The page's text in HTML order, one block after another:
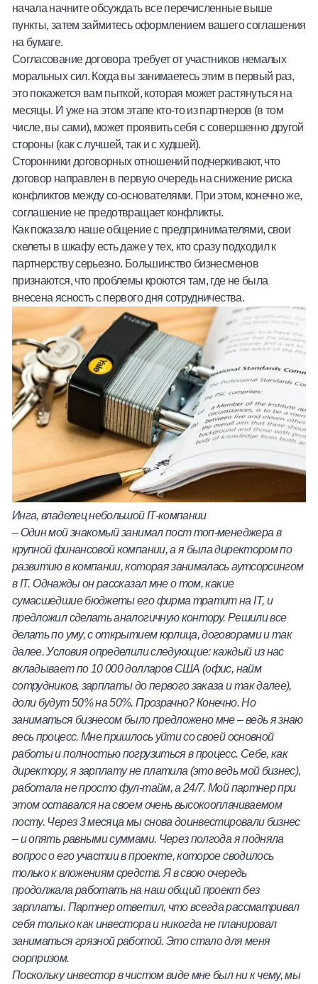
начала начните обсуждать все перечисленные выше
пункты, затем займитесь оформлением вашего соглашения
на бумаге.
Согласование договора требует от участников немалых
моральных сил. Когда вы занимаетесь этим в первый раз,
это покажется вам пыткой, которая может растянуться на
месяцы. И уже на этом этапе кто-то из партнеров (в том
числе, вы сами), может проявить себя с совершенно другой
стороны (как с лучшей, так и с худшей).
Сторонники договорных отношений подчеркивают, что
договор направлен в первую очередь на снижение риска
конфликтов между со-основателями. При этом, конечно же,
соглашение не предотвращает конфликты.
Как показало наше общение с предпринимателями, свои
скелеты в шкафу есть даже у тех, кто сразу подходил к
партнерству серьезно. Большинство бизнесменов
признаются, что проблемы кроются там, где не была
внесена ясность с первого дня сотрудничества.
Инга, владелец небольшой IT-компании
–Один мой знакомый занимал пост топ-менеджера в
крупной финансовой компании, а я была директором по
развитию в компании, которая занималась аутсорсингом
в IT. Однажды он рассказал мне о том, какие
сумасшедшие бюджеты его фирма тратит на IT, и
предложил сделать аналогичную контору. Решили все
делать по уму, с открытием юрлица, договорами и так
далее. Условия определили следующие: каждый из нас
вкладывает по 10 000 долларов США (офис, найм
сотрудников, зарплаты до первого заказа и так далее),
доли будут 50% на 50%. Прозрачно? Конечно. Но
заниматься бизнесом было предложено мне – ведь я знаю
весь процесс. Мне пришлось уйти со своей основной
работы и полностью погрузиться в процесс. Себе, как
директору, я зарплату не платила (это ведь мой бизнес),
работала не просто фул-тайм, а 24/7. Мой партнер при
этом оставался на своем очень высокооплачиваемом
посту. Через 3 месяца мы снова доинвестировали бизнес
– и опять равными суммами. Через полгода я подняла
вопрос о его участии в проекте, которое сводилось
только к вложениям средств. Я в свою очередь
продолжала работать на наш общий проект без
зарплаты. Партнер ответил, что всегда рассматривал
себя только как инвестора и никогда не планировал
заниматься грязной работой. Это стало для меня
сюрпризом.
Поскольку инвестор в чистом виде мне был ни к чему, мы